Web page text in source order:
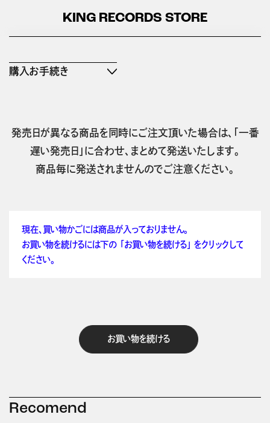
KING RECORDS STORE
購入お手続き
発売日が異なる商品を同時にご注文頂いた場合は、「一番
遅い発売日」に合わせ、まとめて発送いたします。
商品毎に発送されませんのでご注意ください。
現在、買い物かごには商品が入っておりません。
お買い物を続けるには下の 「お買い物を続ける」 をクリックして
ください。
お買い物を続ける
Recomend